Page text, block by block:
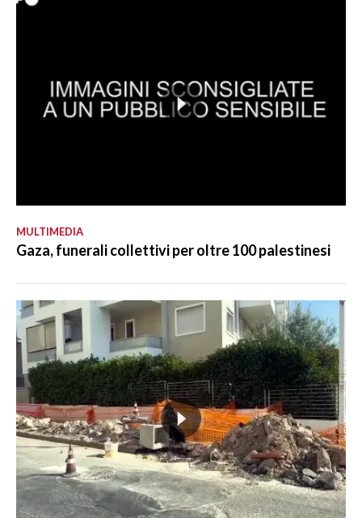
MULTIMEDIA
Gaza, funerali collettivi per oltre 100 palestinesi